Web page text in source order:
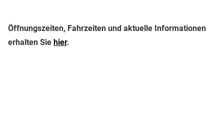
Öffnungszeiten, Fahrzeiten und aktuelle Informationen
erhalten Sie hier.